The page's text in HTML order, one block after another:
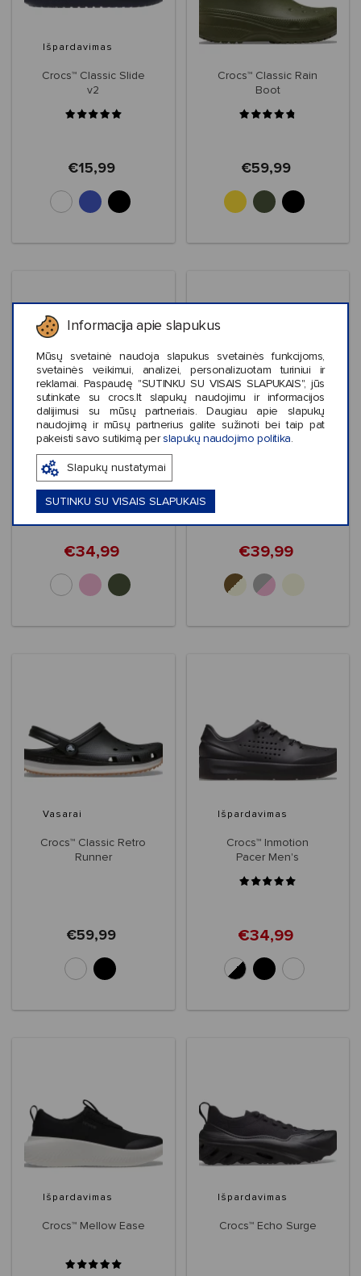
Informacija apie slapukus
Mūsų svetainė naudoja slapukus svetainės funkcijoms,
svetainės veikimui, analizei, personalizuotam turiniui ir
reklamai. Paspaudę "SUTINKU SU VISAIS SLAPUKAIS", jūs
sutinkate su crocs.lt slapukų naudojimu ir informacijos
dalijimusi su mūsų partneriais. Daugiau apie slapukų
naudojimą ir mūsų partnerius galite sužinoti bei taip pat
pakeisti savo sutikimą per slapukų naudojimo politika
Slapukų nustatymai
SUTINKU SU VISAIS SLAPUKAIS
Išpardavimas
Crocs™ Classic Slide
v2
€15,99
Crocs™ Classic Rain
Boot
€59,99
Išpardavimas
Crafted Vegan Suede
Clog
€34,99
Išpardavimas
€39,99
Vasarai
Crocs™ Classic Retro
Runner
€59,99
Išpardavimas
Crocs™ Inmotion
Pacer Men's
€34,99
Išpardavimas
Crocs™ Mellow Ease
Išpardavimas
Crocs™ Echo Surge